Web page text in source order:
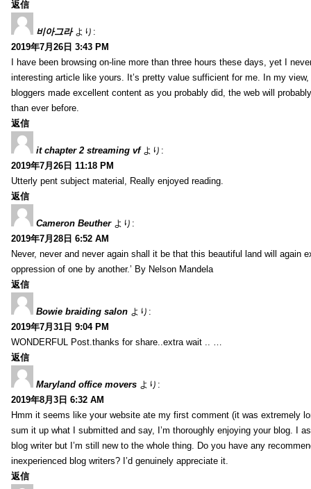
返信
비아그라 より:
2019年7月26日 3:43 PM
I have been browsing on-line more than three hours these days, yet I
interesting article like yours. It’s pretty value sufficient for me. In my
bloggers made excellent content as you probably did, the web will
than ever before.
返信
it chapter 2 streaming vf より:
2019年7月26日 11:18 PM
Utterly pent subject material, Really enjoyed reading.
返信
Cameron Beuther より:
2019年7月28日 6:52 AM
Never, never and never again shall it be that this beautiful land will again
oppression of one by another.’ By Nelson Mandela
返信
Bowie braiding salon より:
2019年7月31日 9:04 PM
WONDERFUL Post.thanks for share..extra wait .. …
返信
Maryland office movers より:
2019年8月3日 6:32 AM
Hmm it seems like your website ate my first comment (it was extremely
sum it up what I submitted and say, I’m thoroughly enjoying your blog. I
blog writer but I’m still new to the whole thing. Do you have any
inexperienced blog writers? I’d genuinely appreciate it.
返信